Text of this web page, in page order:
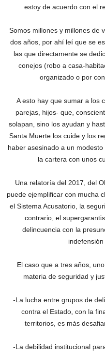
estoy de acuerdo con el
Somos millones y millones de
dos años, por ahí leí que se
las que directamente se
conejos (robo a casa-
organizado o por
A esto hay que sumar a los
parejas, hijos- que,
solapan, sino los ayudan y
Santa Muerte los cuide y los
haber asesinado a un
la cartera con unos
Una relatoría del 2017, del
puede ejemplificar con mucha
el Sistema Acusatorio, la
contrario, el
delincuencia con la
indefensión
El caso que a tres años,
materia de seguridad y
-La lucha entre grupos de
contra el Estado, con la
territorios, es más
-La debilidad institucional